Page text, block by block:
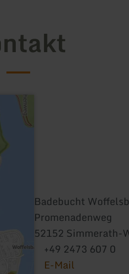
Badebucht
Promenadenweg
52152 Simmerath-
+49 2473 607 0
E-Mail